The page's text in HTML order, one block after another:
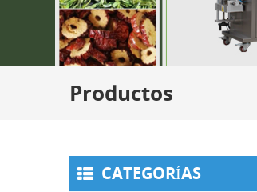
Productos
CATEGORÍAS